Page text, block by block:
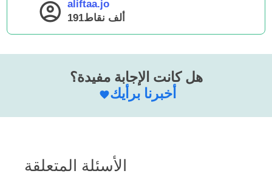
aliftaa.jo
191ألف نقاط
هل كانت الإجابة مفيدة؟
أخبرنا برأيك
الأسئلة المتعلقة